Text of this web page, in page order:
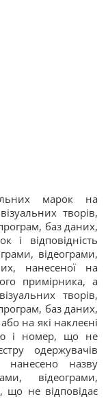
марок на
творів,
баз даних,
і відповідність
відеограми,
нанесеної на
примірника, а
творів,
баз даних,
на які наклеєні
і номер, що не
одержувачів
назву
відеограми,
що не відповідає